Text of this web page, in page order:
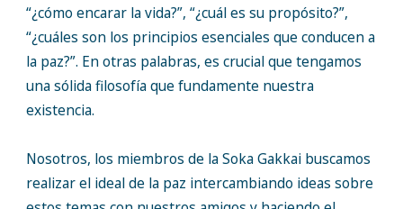
“¿cómo encarar la vida?”, “¿cuál es su propósito?”,
“¿cuáles son los principios esenciales que conducen a
la paz?”. En otras palabras, es crucial que tengamos
una sólida filosofía que fundamente nuestra
existencia.
Nosotros, los miembros de la Soka Gakkai buscamos
realizar el ideal de la paz intercambiando ideas sobre